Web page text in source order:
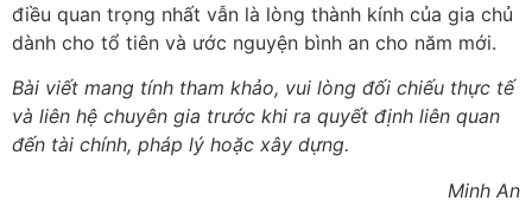
điều quan trọng nhất vẫn là lòng thành kính của gia chủ
dành cho tổ tiên và ước nguyện bình an cho năm mới.
Bài viết mang tính tham khảo, vui lòng đối chiếu thực tế
và liên hệ chuyên gia trước khi ra quyết định liên quan
đến tài chính, pháp lý hoặc xây dựng.
Minh An